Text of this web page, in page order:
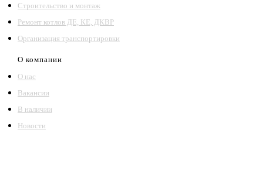
Строительство и монтаж
Ремонт котлов ДЕ, КЕ, ДКВР
Организация транспортировки
О компании
О нас
Вакансии
В наличии
Новости